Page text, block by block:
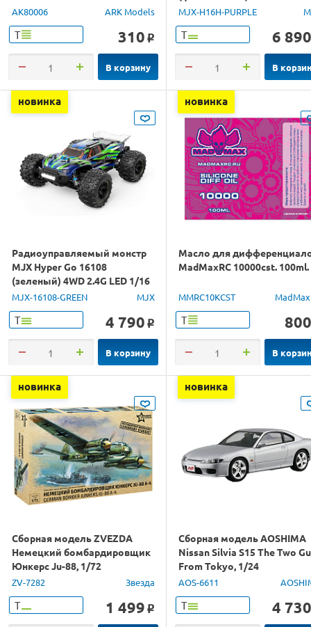
AK80006 ARK Models
Т 310 o
В корзину
GPS 1/16 RTR
MJX-H16H-PURPLE
Т 6 890
В
новинка
Радиоуправляемый монстр
MJX Hyper Go 16108
(зеленый) 4WD 2.4G LED 1/16
RTR
MJX-16108-GREEN MJX
Т 4 790 o
В корзину
новинка
Масло для
MadMaxRC 10000cst. 100ml.
MMRC10KCST
Т 800
В
новинка
Сборная модель ZVEZDA
Немецкий бомбардировщик
Юнкерс Ju-88, 1/72
ZV-7282 Звезда
Т 1 499 o
новинка
Сборная модель AOSHIMA
Nissan Silvia S15 The Two
From Tokyo, 1/24
AOS-6611
Т 4 730